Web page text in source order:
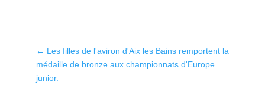
← Les filles de l'aviron d'Aix les Bains remportent la
médaille de bronze aux championnats d'Europe
junior.